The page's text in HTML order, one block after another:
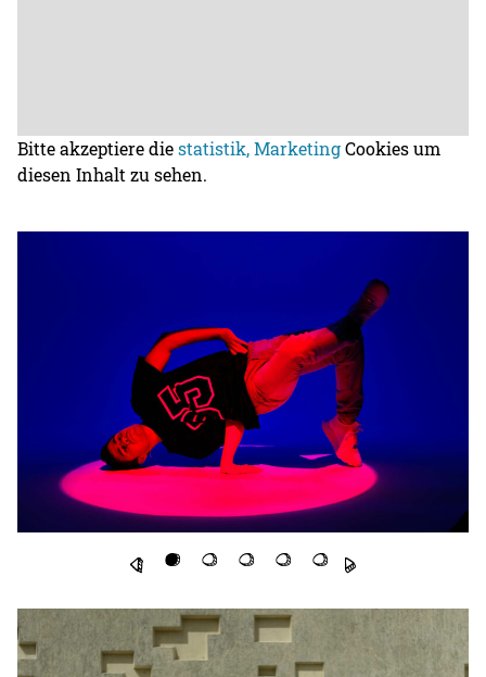
Bitte akzeptiere diestatistik, MarketingCookies um
diesen Inhalt zu sehen.